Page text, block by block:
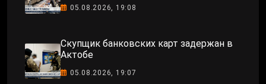
05.08.2026, 19:08
Скупщик банковских карт задержан в
Актобе
05.08.2026, 19:07